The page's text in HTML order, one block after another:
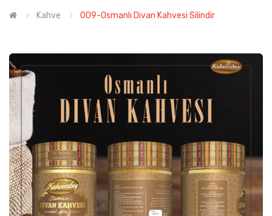
Kahve 009-Osmanlı Divan Kahvesi Silindir